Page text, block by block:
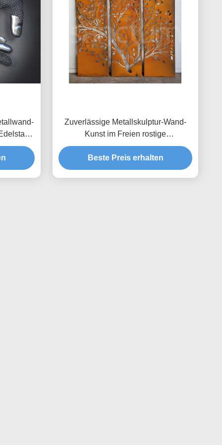
Zuverlässige Metallskulptur-Wand-
Kunst im Freien rostige
Stahlschirme/Platten Corten
Beste Preis erhalten